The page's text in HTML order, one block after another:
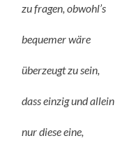
zu fragen, obwohl’s
bequemer wäre
überzeugt zu sein,
dass einzig und allein
nur diese eine,